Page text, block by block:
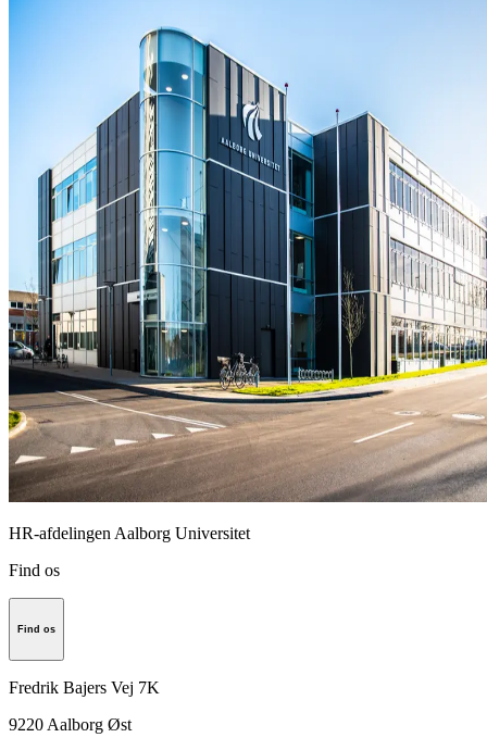
HR-afdelingen Aalborg Universitet
Find os
Find os
Fredrik Bajers Vej 7K
9220 Aalborg Øst